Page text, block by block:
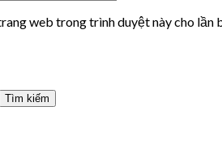
web trong trình duyệt này cho lần
Tìm kiếm